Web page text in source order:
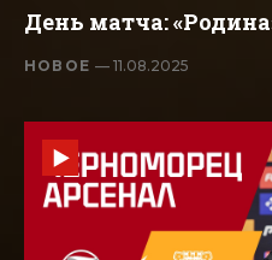
День матча:
НОВОЕ— 11.08.2025